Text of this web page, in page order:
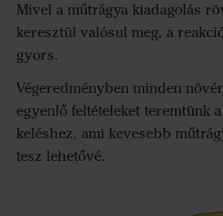
Mivel a műtrágya kiadagolás
keresztül valósul meg, a
gyors.
Végeredményben minden
egyenlő feltételeket teremtünk
keléshez, ami kevesebb
tesz lehetővé.